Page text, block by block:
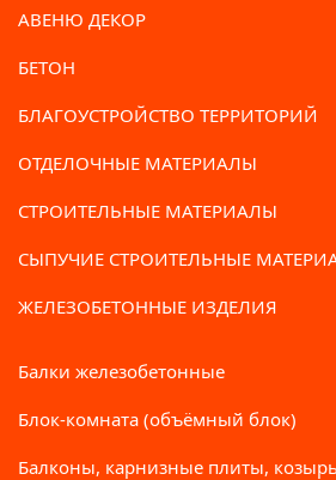
АВЕНЮ ДЕКОР
БЕТОН
БЛАГОУСТРОЙСТВО ТЕРРИТОРИЙ
ОТДЕЛОЧНЫЕ МАТЕРИАЛЫ
СТРОИТЕЛЬНЫЕ МАТЕРИАЛЫ
СЫПУЧИЕ СТРОИТЕЛЬНЫЕ
ЖЕЛЕЗОБЕТОННЫЕ ИЗДЕЛИЯ
Балки железобетонные
Блок-комната (объёмный блок)
Балконы, карнизные плиты,